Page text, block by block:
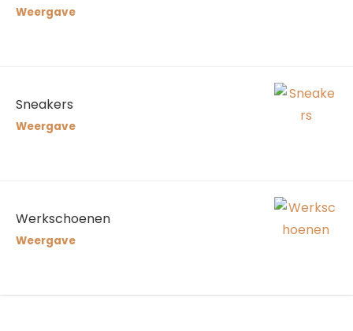
Weergave
Sneakers
Weergave
Werkschoenen
Weergave